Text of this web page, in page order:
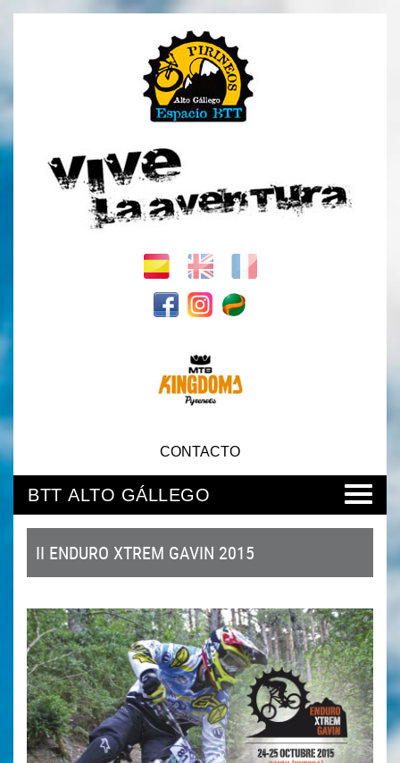
CONTACTO
BTT ALTO GÁLLEGO
II ENDURO XTREM GAVIN 2015